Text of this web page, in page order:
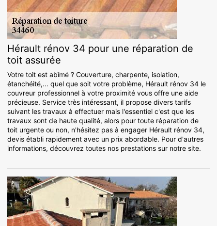
Hérault rénov 34 pour une réparation de
toit assurée
Votre toit est abîmé ? Couverture, charpente, isolation,
étanchéité,... quel que soit votre problème, Hérault rénov 34 le
couvreur professionnel à votre proximité vous offre une aide
précieuse. Service très intéressant, il propose divers tarifs
suivant les travaux à effectuer mais l'essentiel c'est que les
travaux sont de haute qualité, alors pour toute réparation de
toit urgente ou non, n'hésitez pas à engager Hérault rénov 34,
devis établi rapidement avec un prix abordable. Pour d'autres
informations, découvrez toutes nos prestations sur notre site.